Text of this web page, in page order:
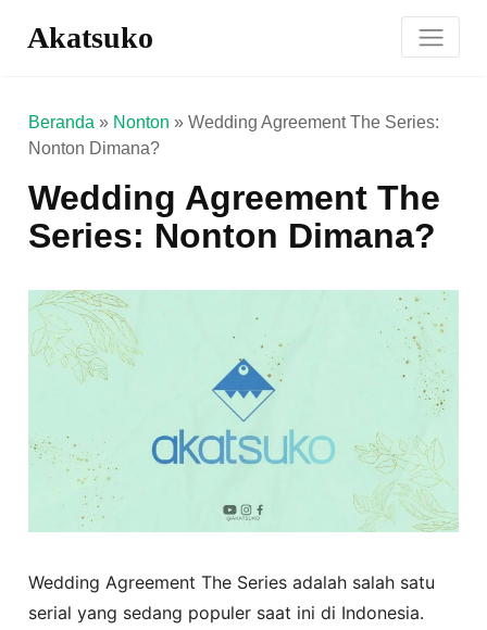
Akatsuko
Beranda » Nonton »Wedding Agreement The Series:
Nonton Dimana?
Wedding Agreement The
Series: Nonton Dimana?
Wedding Agreement The Series adalah salah satu
serial yang sedang populer saat ini di Indonesia.